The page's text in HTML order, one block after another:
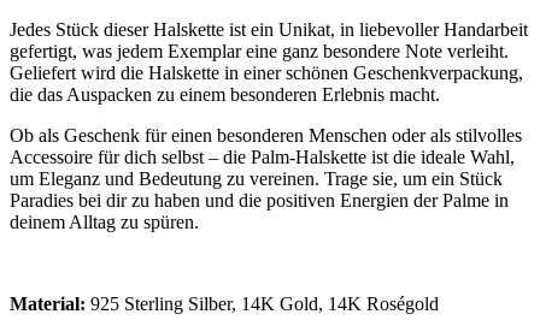
Jedes Stück dieser Halskette ist ein Unikat, in liebevoller Handarbeit
gefertigt, was jedem Exemplar eine ganz besondere Note verleiht.
Geliefert wird die Halskette in einer schönen Geschenkverpackung,
die das Auspacken zu einem besonderen Erlebnis macht.
Ob als Geschenk für einen besonderen Menschen oder als stilvolles
Accessoire für dich selbst – die Palm-Halskette ist die ideale Wahl,
um Eleganz und Bedeutung zu vereinen. Trage sie, um ein Stück
Paradies bei dir zu haben und die positiven Energien der Palme in
deinem Alltag zu spüren.
Material: 925 Sterling Silber, 14K Gold, 14K Roségold